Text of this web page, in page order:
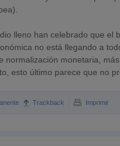
lleno han celebrado que el
no está llegando a
normalización monetaria,
esto último parece que no
Trackback Imprimir